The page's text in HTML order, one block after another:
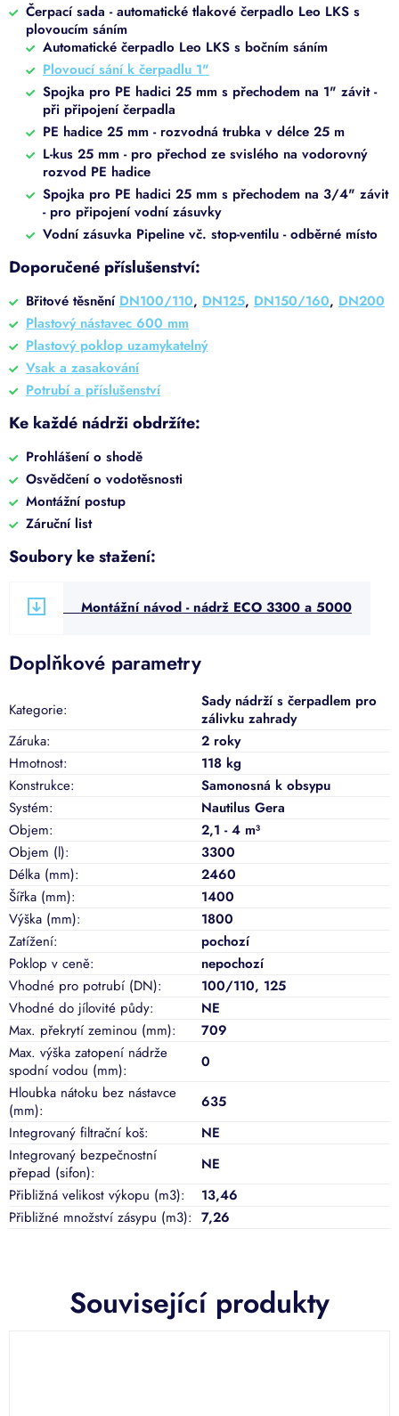
Související produkty
Čerpací sada - automatické tlakové čerpadlo Leo LKS s
plovoucím sáním
Automatické čerpadlo Leo LKS s bočním sáním
Plovoucí sání k čerpadlu 1"
Spojka pro PE hadici 25 mm s přechodem na 1" závit -
při připojení čerpadla
PE hadice 25 mm - rozvodná trubka v délce 25 m
L-kus 25 mm - pro přechod ze svislého na vodorovný
rozvod PE hadice
Spojka pro PE hadici 25 mm s přechodem na 3/4" závit
- pro připojení vodní zásuvky
Vodní zásuvka Pipeline vč. stop-ventilu - odběrné místo
Doporučené příslušenství:
Břitové těsnění DN100/110, DN125, DN150/160, DN200
Plastový nástavec 600 mm
Plastový poklop uzamykatelný
Vsak a zasakování
Potrubí a příslušenství
Ke každé nádrži obdržíte:
Prohlášení o shodě
Osvědčení o vodotěsnosti
Montážní postup
Záruční list
Soubory ke stažení:
Montážní návod - nádrž ECO 3300 a 5000
Doplňkové parametry
Kategorie:
Sady nádrží s čerpadlem pro
zálivku zahrady
Záruka:
2 roky
Hmotnost:
118 kg
Konstrukce:
Samonosná k obsypu
Systém:
Nautilus Gera
Objem:
2,1 - 4 m³
Objem (l):
3300
Délka (mm):
2460
Šířka (mm):
1400
Výška (mm):
1800
Zatížení:
pochozí
Poklop v ceně:
nepochozí
Vhodné pro potrubí (DN): 100/110, 125
Vhodné do jílovité půdy:
NE
Max. překrytí zeminou (mm):
709
Max. výška zatopení nádrže
spodní vodou (mm):
0
Hloubka nátoku bez nástavce
(mm):
635
Integrovaný filtrační koš:
NE
Integrovaný bezpečnostní
přepad (sifon):
NE
Přibližná velikost výkopu (m3):
13,46
Přibližné množství zásypu (m3): 7,26